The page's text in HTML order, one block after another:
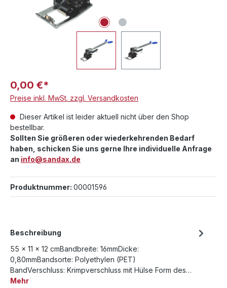
0,00 €*
Preise inkl. MwSt. zzgl. Versandkosten
Dieser Artikel ist leider aktuell nicht über den Shop
bestellbar.
Sollten Sie größeren oder wiederkehrenden Bedarf
haben, schicken Sie uns gerne Ihre individuelle Anfrage
an info@sandax.de
Produktnummer: 00001596
Beschreibung
55 x 11 x 12 cmBandbreite: 16mmDicke:
0,80mmBandsorte: Polyethylen (PET)
BandVerschluss: Krimpverschluss mit Hülse Form des…
Mehr